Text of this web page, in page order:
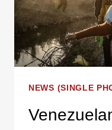
NEWS (SINGLE